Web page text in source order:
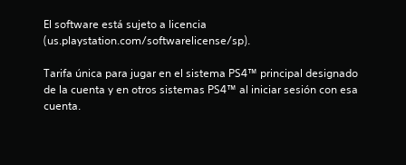
a
El software está sujeto a licencia
(us.playstation.com/softwarelicense/sp).
Tarifa única para jugar en el sistema PS4™ principal designado
de la cuenta y en otros sistemas PS4™ al iniciar sesión con esa
cuenta.